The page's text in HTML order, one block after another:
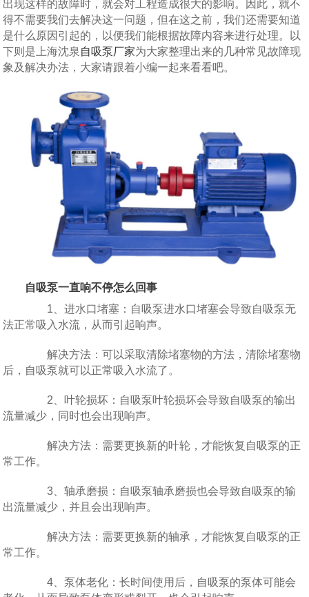
出现这样的故障时，就会对工程造成很大的影响。因此，就不
得不需要我们去解决这一问题，但在这之前，我们还需要知道
是什么原因引起的，以便我们能根据故障内容来进行处理。以
下则是上海沈泉 自吸泵厂家为大家整理出来的几种常见故障现
象及解决办法，大家请跟着小编一起来看看吧。
自吸泵一直响不停怎么回事
1、进水口堵塞：自吸泵进水口堵塞会导致自吸泵无
法正常吸入水流，从而引起响声。
解决方法：可以采取清除堵塞物的方法，清除堵塞物
后，自吸泵就可以正常吸入水流了。
2、叶轮损坏：自吸泵叶轮损坏会导致自吸泵的输出
流量减少，同时也会出现响声。
解决方法：需要更换新的叶轮，才能恢复自吸泵的正
常工作。
3、轴承磨损：自吸泵轴承磨损也会导致自吸泵的输
出流量减少，并且会出现响声。
解决方法：需要更换新的轴承，才能恢复自吸泵的正
常工作。
4、泵体老化：长时间使用后，自吸泵的泵体可能会